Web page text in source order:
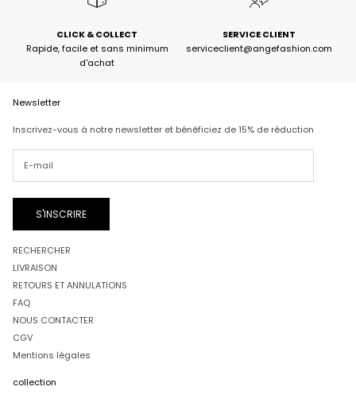
CLICK & COLLECT
Rapide, facile et sans minimum
d'achat
SERVICE CLIENT
serviceclient@angefashion.com
Newsletter
Inscrivez-vous à notre newsletter et bénéficiez de 15% de réduction
S'INSCRIRE
RECHERCHER
LIVRAISON
RETOURS ET ANNULATIONS
FAQ
NOUS CONTACTER
CGV
Mentions légales
collection